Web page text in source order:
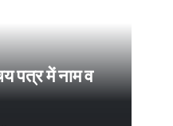
पत्र में नाम व